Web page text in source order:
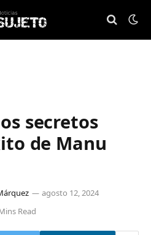
secretos
de Manu
agosto 12, 2024
Read